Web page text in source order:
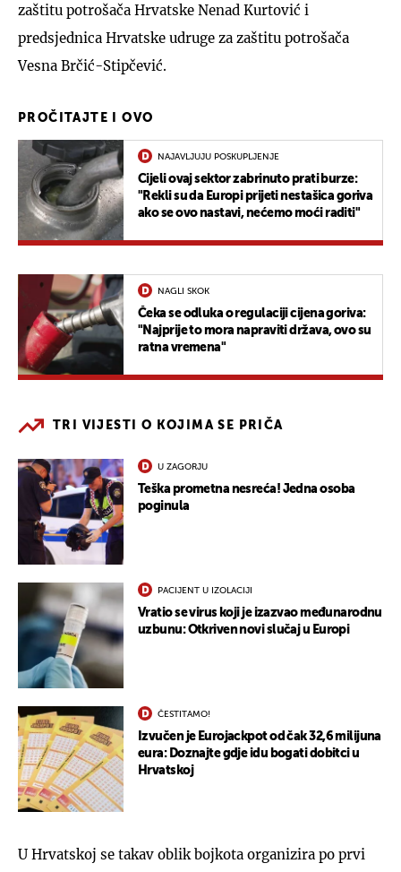
zaštitu potrošača Hrvatske Nenad Kurtović i
predsjednica Hrvatske udruge za zaštitu potrošača
Vesna Brčić-Stipčević.
PROČITAJTE I OVO
NAJAVLJUJU POSKUPLJENJE
Cijeli ovaj sektor zabrinuto prati burze:
"Rekli su da Europi prijeti nestašica goriva
ako se ovo nastavi, nećemo moći raditi"
NAGLI SKOK
Čeka se odluka o regulaciji cijena goriva:
"Najprije to mora napraviti država, ovo su
ratna vremena"
TRI VIJESTI O KOJIMA SE PRIČA
U ZAGORJU
Teška prometna nesreća! Jedna osoba
poginula
PACIJENT U IZOLACIJI
Vratio se virus koji je izazvao međunarodnu
uzbunu: Otkriven novi slučaj u Europi
ČESTITAMO!
Izvučen je Eurojackpot od čak 32,6 milijuna
eura: Doznajte gdje idu bogati dobitci u
Hrvatskoj
U Hrvatskoj se takav oblik bojkota organizira po prvi